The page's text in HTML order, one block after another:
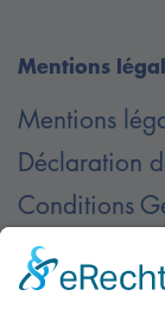
Mentions
Mentions
Déclaration
Conditions
Contact